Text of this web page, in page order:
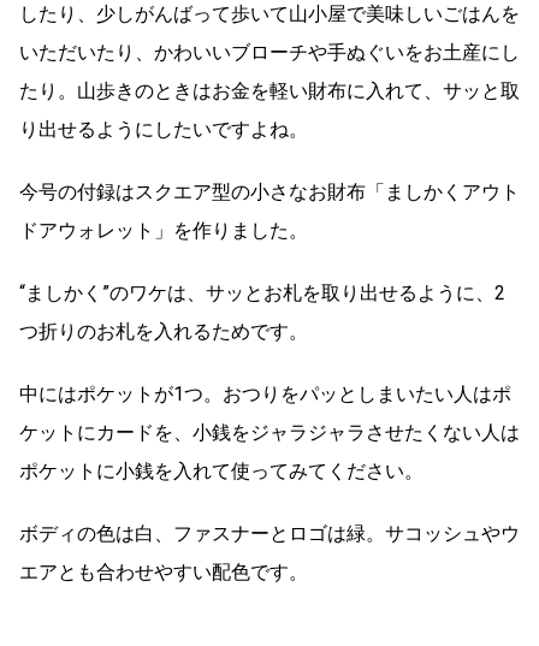
したり、少しがんばって歩いて山小屋で美味しいごはんを
いただいたり、かわいいブローチや手ぬぐいをお土産にし
たり。山歩きのときはお金を軽い財布に入れて、サッと取
り出せるようにしたいですよね。
今号の付録はスクエア型の小さなお財布「ましかくアウト
ドアウォレット」を作りました。
“ましかく”のワケは、サッとお札を取り出せるように、2
つ折りのお札を入れるためです。
中にはポケットが1つ。おつりをパッとしまいたい人はポ
ケットにカードを、小銭をジャラジャラさせたくない人は
ポケットに小銭を入れて使ってみてください。
ボディの色は白、ファスナーとロゴは緑。サコッシュやウ
エアとも合わせやすい配色です。